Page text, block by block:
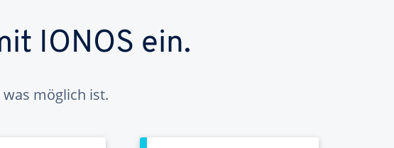
IONOS ein.
was möglich ist.